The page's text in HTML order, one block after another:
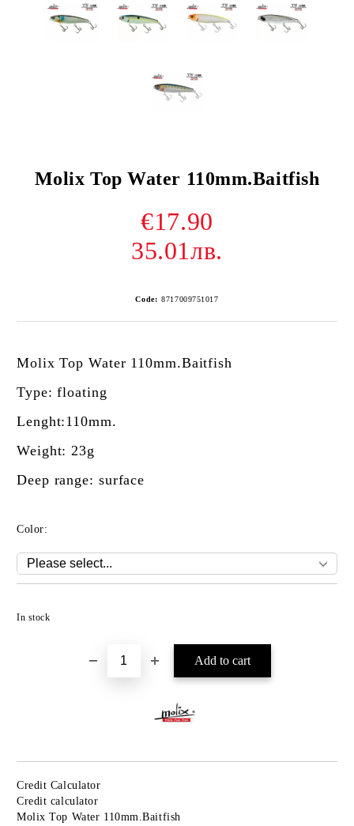
Molix Top Water 110mm.Baitfish
€17.90
35.01лв.
Code: 8717009751017
Molix Top Water 110mm.Baitfish
Type: floating
Lenght:110mm.
Weight: 23g
Deep range: surface
Color:
In stock
Credit Calculator
Credit calculator
Molix Top Water 110mm.Baitfish